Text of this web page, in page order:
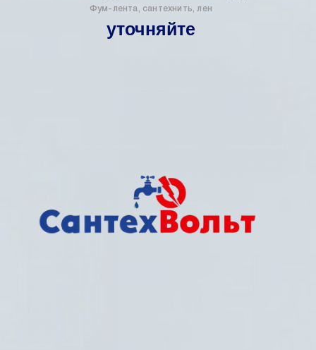
Фум-лента, сантехнить, лен
уточняйте